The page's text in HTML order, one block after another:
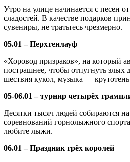
Утро на улице начинается с песен
сладостей. В качестве подарков
сувениры, не тратьтесь чрезмерно.
05.01 – Перхтенлауф
«Хоровод призраков», на который
пострашнее, чтобы отпугнуть злых
шествия кукол, музыка — крутотень.
05-06.01 – турнир четырёх
Десятки тысяч людей собираются
соревнований горнолыжного
любите лыжи.
06.01 – Праздник трёх королей